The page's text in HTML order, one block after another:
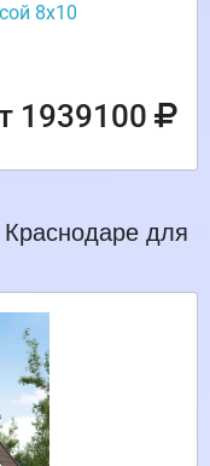
8х10
1939100
для